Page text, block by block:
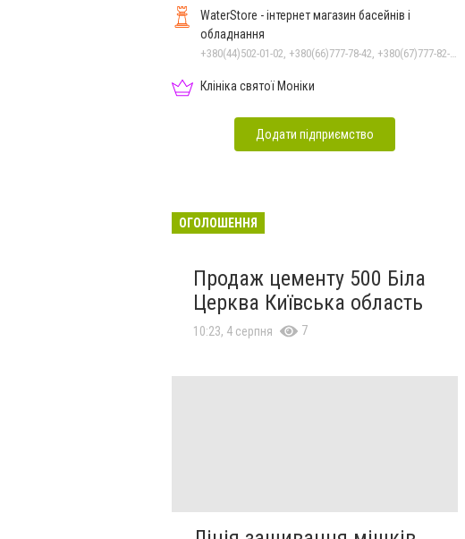
WaterStore - інтернет магазин басейнів і
обладнання
Клініка святої Моніки
Додати підприємство
ОГОЛОШЕННЯ
Продаж цементу 500 Біла
Церква Київська область
10:23, 4 серпня 7